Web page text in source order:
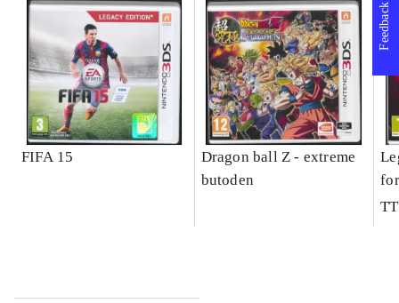
FIFA 15
Dragon ball Z - extreme
butoden
Feedback